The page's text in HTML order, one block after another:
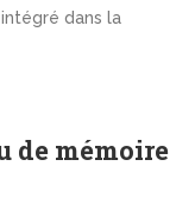
dans la
de mémoire